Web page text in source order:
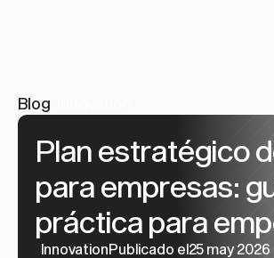
Blog
Plan estratégico
para empresas:
práctica para
InnovationPublicado el25 may 2026